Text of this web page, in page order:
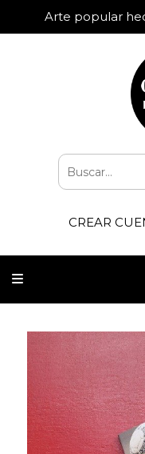
Arte popular
CREAR